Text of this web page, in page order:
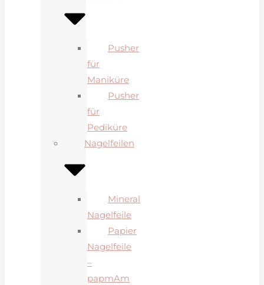
Pusher
für
Maniküre
Pusher
für
Pediküre
Nagelfeilen
Mineral
Nagelfeile
Papier
Nagelfeile
–
papmAm